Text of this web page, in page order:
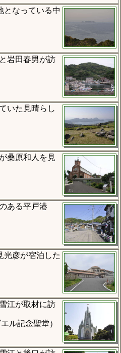
となっている中
岩田春男が訪
いた見晴らし
桑原和人を見
ある平戸港
光彦が宿泊した
江が取材に訪
ル記念聖堂）